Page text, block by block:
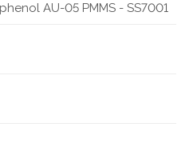
AU-05 PMMS - SS7001